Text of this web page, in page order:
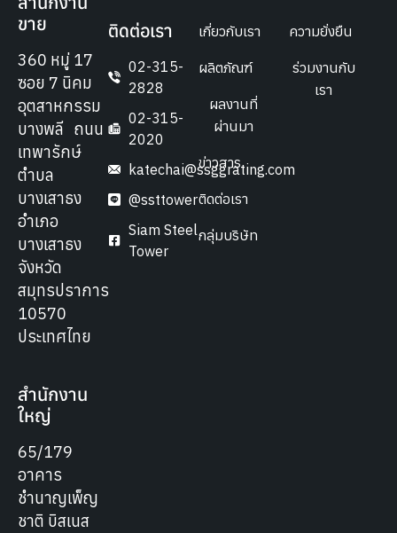
ขาย
360 หมู่ 17
ซอย 7 นิคม
อุตสาหกรรม
บางพลี ถนน
เทพารักษ์
ตำบล
บางเสาธง
อำเภอ
บางเสาธง
จังหวัด
สมุทรปราการ
10570
ประเทศไทย
สำนักงาน
ใหญ่
65/179
อาคาร
ชำนาญเพ็ญ
ชาติ บิสเนส
ติดต่อเรา
02-315-
2828
02-315-
2020
katechai@ssggrating.com
@ssttower
Siam Steel
Tower
เกี่ยวกับเรา
ผลิตภัณฑ์
ผลงานที่
ผ่านมา
ข่าวสาร
ติดต่อเรา
กลุ่มบริษัท
ความยั่งยืน
ร่วมงานกับ
เรา